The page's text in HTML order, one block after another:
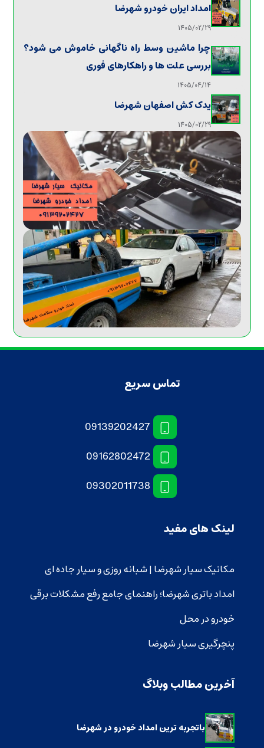
امداد ایران خودرو شهرضا
1405/02/29
چرا ماشین وسط راه ناگهانی خاموش می شود؟
بررسی علت ها و راهکارهای فوری
1405/04/14
یدک کش اصفهان شهرضا
1405/02/29
تماس سریع
09139202427
09162802472
09302011738
لینک های مفید
مکانیک سیار شهرضا | شبانه روزی و سیار جاده ای
امداد باتری شهرضا؛ راهنمای جامع رفع مشکلات برقی
خودرو در محل
پنچرگیری سیار شهرضا
آخرین مطالب وبلاگ
باتجربه ترین امداد خودرو در شهرضا